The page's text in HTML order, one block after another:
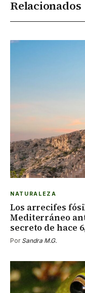
Relacionados
NATURALEZA
Los arrecifes
Mediterráneo
secreto de hace
Por Sandra M.G.